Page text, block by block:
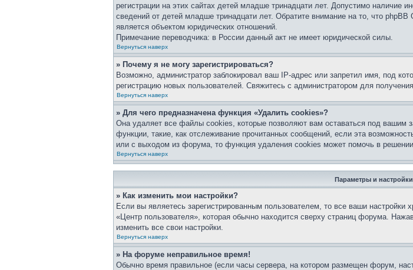
регистрации на этих сайтах детей младше тринадцати лет. Допустимо наличие
сведений от детей младше тринадцати лет. Обратите внимание на то, что
является объектом юридических отношений.
Примечание переводчика: в России данный акт не имеет юридической силы.
Вернуться наверх
» Почему я не могу зарегистрироваться?
Возможно, администратор заблокировал ваш IP-адрес или запретил имя, под
регистрацию новых пользователей. Свяжитесь с администратором для
Вернуться наверх
» Для чего предназначена функция «Удалить cookies»?
Она удаляет все файлы cookies, которые позволяют вам оставаться под вашим
функции, такие, как отслеживание прочитанных сообщений, если эта
или с выходом из форума, то функция удаления cookies может помочь в
Вернуться наверх
Параметры и
» Как изменить мои настройки?
Если вы являетесь зарегистрированным пользователем, то все ваши
«Центр пользователя», которая обычно находится сверху страниц форума.
изменить все свои настройки.
Вернуться наверх
» На форуме неправильное время!
Обычно время правильное (если часы сервера, на котором размещен форум,